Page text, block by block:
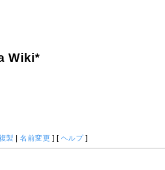
Wiki*
製 |名前変更 ] [ ヘルプ]